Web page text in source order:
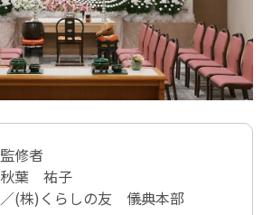
監修者
秋葉 祐子
／(株)くらしの友 儀典本部